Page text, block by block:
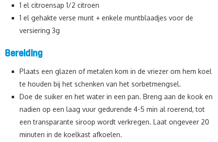
1 el citroensap 1/2 citroen
1 el gehakte verse munt + enkele muntblaadjes voor de
versiering 3g
Bereiding
Plaats een glazen of metalen kom in de vriezer om hem koel
te houden bij het schenken van het sorbetmengsel.
Doe de suiker en het water in een pan. Breng aan de kook en
nadien op een laag vuur gedurende 4-5 min al roerend, tot
een transparante siroop wordt verkregen. Laat ongeveer 20
minuten in de koelkast afkoelen.